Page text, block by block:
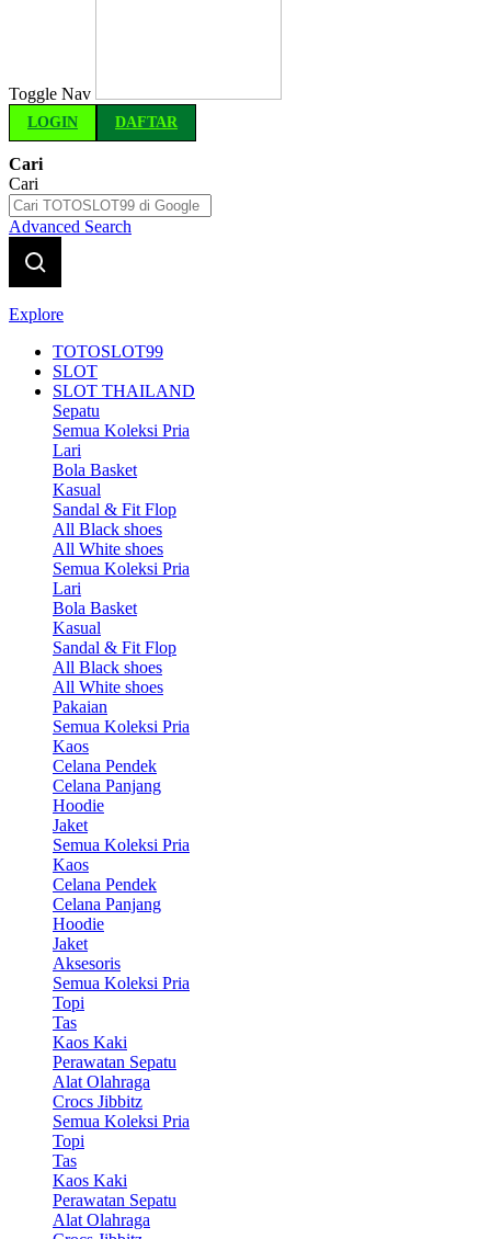
Toggle Nav
LOGIN DAFTAR
Cari
Cari
Advanced Search
Explore
TOTOSLOT99
SLOT
SLOT THAILAND
Sepatu
Semua Koleksi Pria
Lari
Bola Basket
Kasual
Sandal & Fit Flop
All Black shoes
All White shoes
Semua Koleksi Pria
Lari
Bola Basket
Kasual
Sandal & Fit Flop
All Black shoes
All White shoes
Pakaian
Semua Koleksi Pria
Kaos
Celana Pendek
Celana Panjang
Hoodie
Jaket
Semua Koleksi Pria
Kaos
Celana Pendek
Celana Panjang
Hoodie
Jaket
Aksesoris
Semua Koleksi Pria
Topi
Tas
Kaos Kaki
Perawatan Sepatu
Alat Olahraga
Crocs Jibbitz
Semua Koleksi Pria
Topi
Tas
Kaos Kaki
Perawatan Sepatu
Alat Olahraga